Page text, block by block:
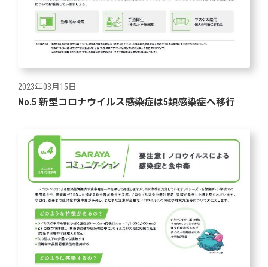
2023年03月15日
No.5 新型コロナウイルス感染症は5類感染症へ移行